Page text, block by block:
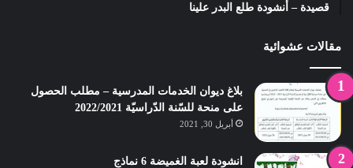
قصيدة – أنشودة طلع البدر علينا
مقالات عشوائية
بلاغ ديوان الخدمات المدرسية – مطلب الحصول
على منحة للسّنة الدّراسيّة 2022/2021
أبريل 30, 2021
انشودة لعبة الغميضة 6 نماذج